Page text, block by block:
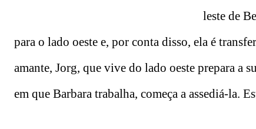
leste de
para o lado oeste e, por conta disso, ela é
amante, Jorg, que vive do lado oeste prepara a
em que Barbara trabalha, começa a assediá-la.